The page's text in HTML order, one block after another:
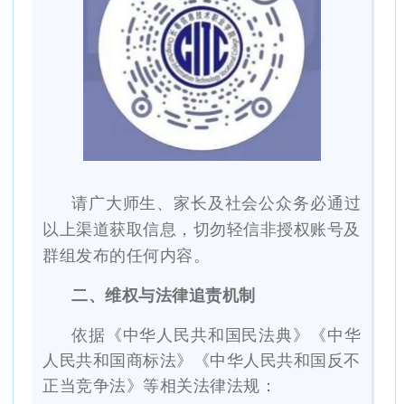
请广大师生、家长及社会公众务必通过
以上渠道获取信息，切勿轻信非授权账号及
群组发布的任何内容。
二、维权与法律追责机制
依据《中华人民共和国民法典》《中华
人民共和国商标法》《中华人民共和国反不
正当竞争法》等相关法律法规：